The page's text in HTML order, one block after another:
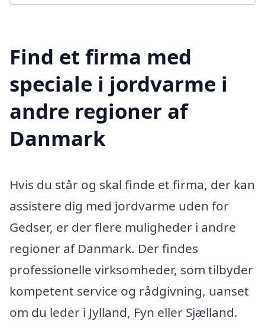
Find et firma med
speciale i jordvarme i
andre regioner af
Danmark
Hvis du står og skal finde et firma, der kan
assistere dig med jordvarme uden for
Gedser, er der flere muligheder i andre
regioner af Danmark. Der findes
professionelle virksomheder, som tilbyder
kompetent service og rådgivning, uanset
om du leder i Jylland, Fyn eller Sjælland.